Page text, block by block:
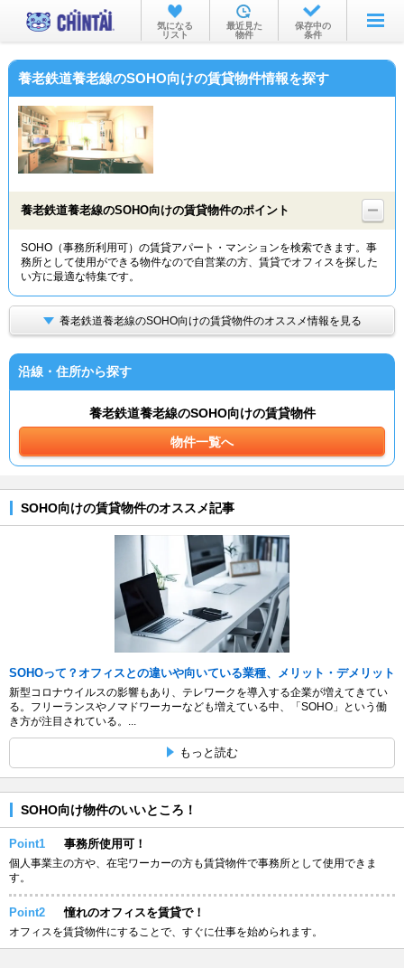
お部屋を探す
沿線・駅から
物件特集から
TOP
気になる
リスト
最近見た
物件
保存中の
条件
養老鉄道養老線のSOHO向けの賃貸物件情報を探す
養老鉄道養老線のSOHO向けの賃貸物件のポイント
SOHO（事務所利用可）の賃貸アパート・マンションを検索できます。事
務所として使用ができる物件なので自営業の方、賃貸でオフィスを探した
い方に最適な特集です。
養老鉄道養老線のSOHO向けの賃貸物件のオススメ情報を見る
沿線・住所から探す
養老鉄道養老線のSOHO向けの賃貸物件
物件一覧へ
SOHO向けの賃貸物件のオススメ記事
SOHOって？オフィスとの違いや向いている業種、メリット・デメリット
新型コロナウイルスの影響もあり、テレワークを導入する企業が増えてきてい
る。フリーランスやノマドワーカーなども増えている中、「SOHO」という働
き方が注目されている。...
もっと読む
SOHO向け物件のいいところ！
Point1 事務所使用可！
個人事業主の方や、在宅ワーカーの方も賃貸物件で事務所として使用できま
す。
Point2 憧れのオフィスを賃貸で！
オフィスを賃貸物件にすることで、すぐに仕事を始められます。